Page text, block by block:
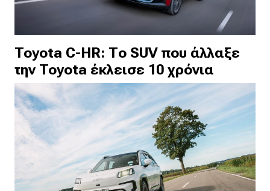
Toyota C-HR: Το SUV που άλλαξε
την Toyota έκλεισε 10 χρόνια